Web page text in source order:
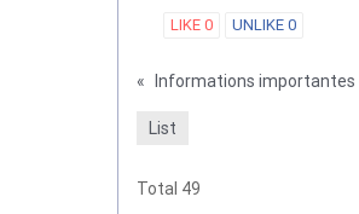
LIKE 0 UNLIKE 0
« Informations
List
Total 49